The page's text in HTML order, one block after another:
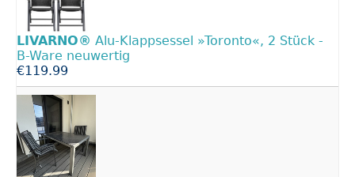
LIVARNO® Alu-Klappsessel »Toronto«, 2 Stück -
B-Ware neuwertig
€119.99